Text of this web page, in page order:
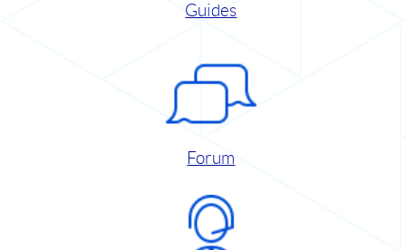
Guides
Forum